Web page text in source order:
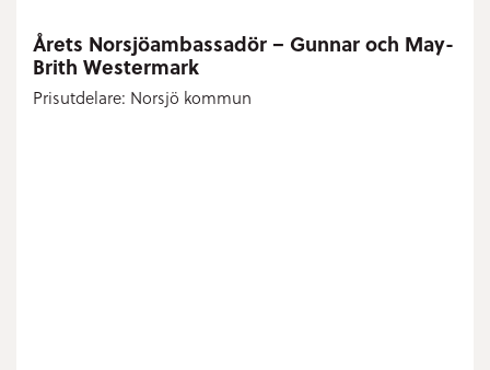
Årets Norsjöambassadör – Gunnar och May-
Brith Westermark
Prisutdelare: Norsjö kommun